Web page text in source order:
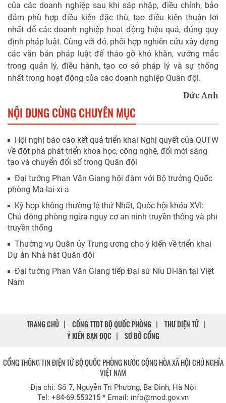
của các doanh nghiệp sau khi sáp nhập, điều chỉnh, bảo
đảm phù hợp điều kiện đặc thù, tạo điều kiện thuận lợi
nhất để các doanh nghiệp hoạt động hiệu quả, đúng quy
định pháp luật. Cùng với đó, phối hợp nghiên cứu xây dựng
các văn bản pháp luật để tháo gỡ khó khăn, vướng mắc
trong quản lý, điều hành, tạo cơ sở pháp lý và sự thống
nhất trong hoạt động của các doanh nghiệp Quân đội.
Đức Anh
NỘI DUNG CÙNG CHUYÊN MỤC
Hội nghị báo cáo kết quả triển khai Nghị quyết của QUTW
về đột phá phát triển khoa học, công nghệ, đổi mới sáng
tạo và chuyển đổi số trong Quân đội
Đại tướng Phan Văn Giang hội đàm với Bộ trưởng Quốc
phòng Ma-lai-xi-a
Kỳ họp không thường lệ thứ Nhất, Quốc hội khóa XVI:
Chủ động phòng ngừa nguy cơ an ninh truyền thống và phi
truyền thống
Thường vụ Quân ủy Trung ương cho ý kiến về triển khai
Dự án Nhà hát Quân đội
Đại tướng Phan Văn Giang tiếp Đại sứ Niu Di-lân tại Việt
Nam
TRANG CHỦ CỔNG TTĐT BỘ QUỐC PHÒNG
THƯ ĐIỆN TỬ
Ý KIẾN BẠN ĐỌC
SƠ ĐỒ CỔNG
CỔNG THÔNG TIN ĐIỆN TỬ BỘ QUỐC PHÒNG NƯỚC CỘNG HÒA XÃ HỘI CHỦ NGHĨA
VIỆT NAM
Địa chỉ: Số 7, Nguyễn Tri Phương, Ba Đình, Hà Nội
Tel: +84-69.553215 * Email: info@mod.gov.vn